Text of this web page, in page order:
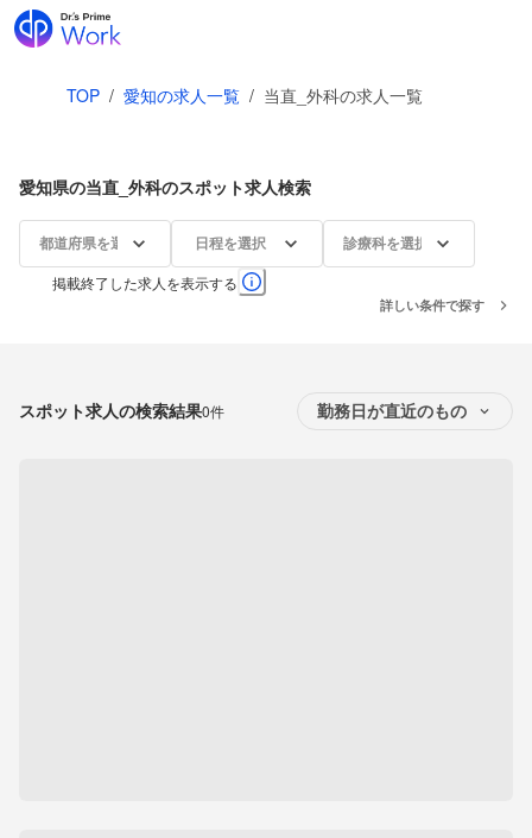
TOP / 愛知の求人一覧 / 当直_外科の求人一覧
愛知県の当直_外科のスポット求人検索
都道府県を選択 日程を選択 診療科を選択
掲載終了した求人を表示する
詳しい条件で探す
スポット求人の検索結果0件 勤務日が直近のもの